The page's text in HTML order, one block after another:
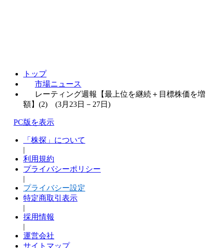
トップ
市場ニュース
レーティング週報【最上位を継続＋目標株価を増
額】(2) (3月23日－27日)
PC版を表示
「株探」について
|
利用規約
プライバシーポリシー
|
プライバシー設定
特定商取引表示
|
採用情報
|
運営会社
サイトマップ